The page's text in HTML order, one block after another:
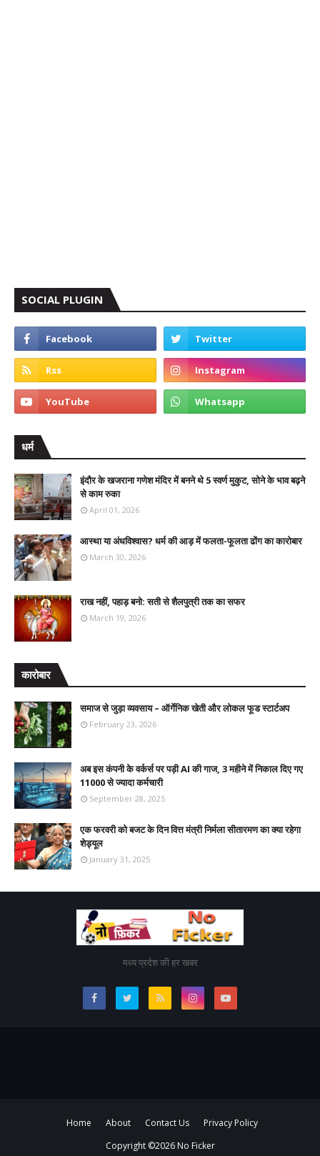
SOCIAL PLUGIN
धर्म
इंदौर के खजराना गणेश मंदिर में बनने थे 5 स्वर्ण मुकुट, सोने के भाव बढ़ने
से काम रुका
April 01, 2026
आस्था या अंधविश्वास? धर्म की आड़ में फलता-फूलता ढोंग का कारोबार
March 30, 2026
राख नहीं, पहाड़ बनो: सती से शैलपुत्री तक का सफर
March 19, 2026
कारोबार
समाज से जुड़ा व्यवसाय – ऑर्गेनिक खेती और लोकल फूड स्टार्टअप
February 23, 2026
अब इस कंपनी के वर्कर्स पर पड़ी AI की गाज, 3 महीने में निकाल दिए गए
11000 से ज्यादा कर्मचारी
September 28, 2025
एक फरवरी को बजट के दिन वित्त मंत्री निर्मला सीतारमण का क्या रहेगा
शेड्यूल
January 31, 2025
मध्य प्रदेश की हर खबर
Home About Contact Us
Privacy Policy
Copyright ©2026 No Ficker